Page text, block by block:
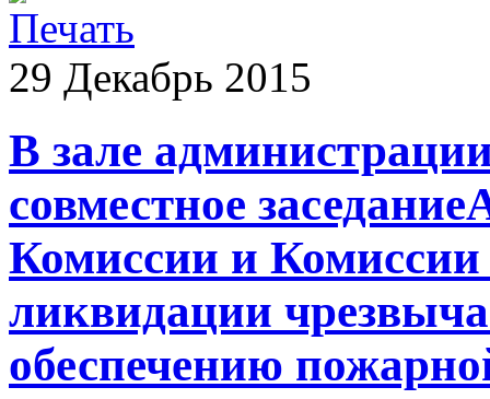
29 Декабрь 2015
В зале
совместное
Комиссии и
ликвидации
обеспечению